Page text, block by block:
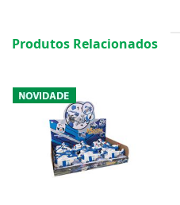
Produtos Relacionados